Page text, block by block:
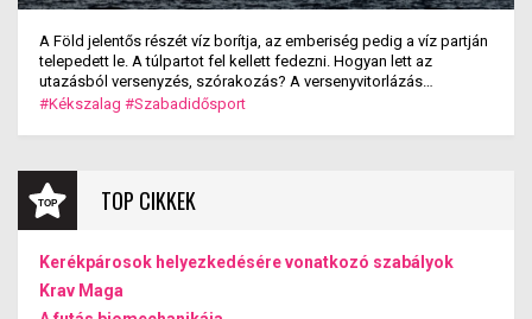
A Föld jelentős részét víz borítja, az emberiség pedig a víz partján
telepedett le. A túlpartot fel kellett fedezni. Hogyan lett az
utazásból versenyzés, szórakozás? A versenyvitorlázás
kialakulása.
#Kékszalag #Szabadidősport
TOP CIKKEK
Kerékpárosok helyezkedésére vonatkozó szabályok
Krav Maga